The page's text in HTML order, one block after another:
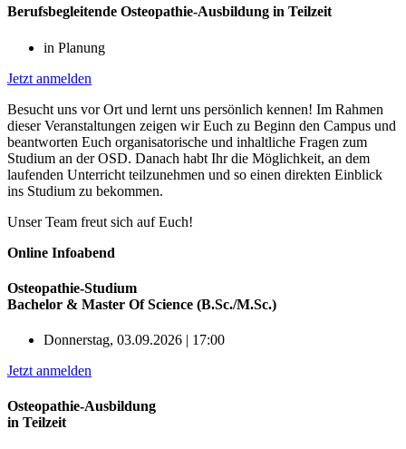
Berufsbegleitende Osteopathie-Ausbildung in Teilzeit
in Planung
Jetzt anmelden
Besucht uns vor Ort und lernt uns persönlich kennen! Im Rahmen
dieser Veranstaltungen zeigen wir Euch zu Beginn den Campus und
beantworten Euch organisatorische und inhaltliche Fragen zum
Studium an der OSD. Danach habt Ihr die Möglichkeit, an dem
laufenden Unterricht teilzunehmen und so einen direkten Einblick
ins Studium zu bekommen.
Unser Team freut sich auf Euch!
Online Infoabend
Osteopathie-Studium
Bachelor & Master Of Science (B.Sc./M.Sc.)
Donnerstag, 03.09.2026 | 17:00
Jetzt anmelden
Osteopathie-Ausbildung
in Teilzeit